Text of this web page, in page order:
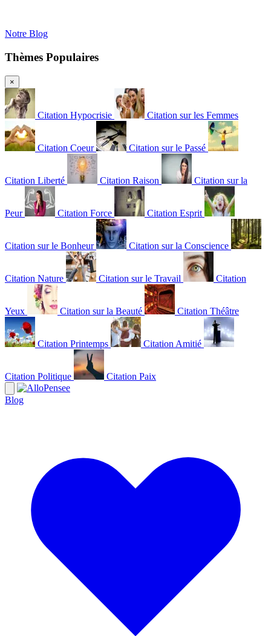
Notre Blog
Thèmes Populaires
×
Citation Hypocrisie Citation sur les Femmes
Citation Coeur Citation sur le Passé
Citation Liberté Citation Raison Citation sur la
Peur Citation Force Citation Esprit
Citation sur le Bonheur Citation sur la Conscience
Citation Nature Citation sur le Travail Citation
Yeux Citation sur la Beauté Citation Théâtre
Citation Printemps Citation Amitié
Citation Politique Citation Paix
Blog